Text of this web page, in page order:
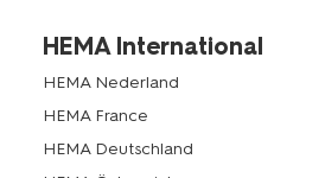
HEMA International
HEMA Nederland
HEMA France
HEMA Deutschland